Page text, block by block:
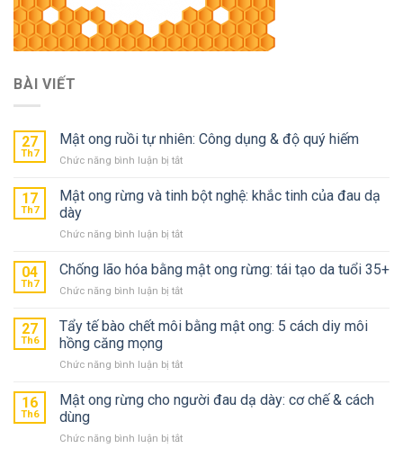
BÀI VIẾT
27
Th7
Mật ong ruồi tự nhiên: Công dụng & độ quý hiếm
Chức năng bình luận bị tắtở
ong
nhiên:
dụng
độ
hiếm
17
Th7
Mật ong rừng và tinh bột nghệ: khắc tinh của đau dạ
dày
Chức năng bình luận bị tắtở
ong
rừng
và
bột
tinh
đau
04
Th7
Chống lão hóa bằng mật ong rừng: tái tạo da tuổi 35+
Chức năng bình luận bị tắtở
lão
mật
rừng:
da
27
Th6
Tẩy tế bào chết môi bằng mật ong: 5 cách diy môi
hồng căng mọng
Chức năng bình luận bị tắtở
tế
bào
môi
16
Th6
Mật ong rừng cho người đau dạ dày: cơ chế & cách
dùng
Chức năng bình luận bị tắtở